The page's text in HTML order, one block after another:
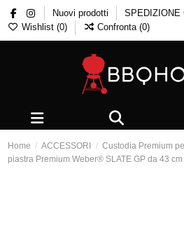
Nuovi prodotti
SPEDIZIONE
Wishlist (0) Confronta (0)
Home ACCESSORI
Custodia Premium
piastra Premium Weber® SLATE GP da 43 cm